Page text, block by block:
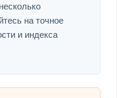
на точное
и индекса